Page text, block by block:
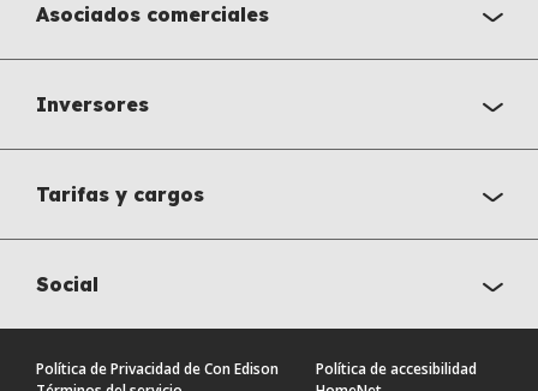
Asociados comerciales
Inversores
Tarifas y cargos
Social
Política de Privacidad de Con Edison
Política de accesibilidad